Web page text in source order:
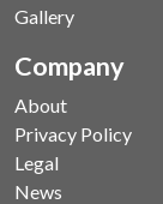
Gallery
Company
About
Privacy Policy
Legal
News